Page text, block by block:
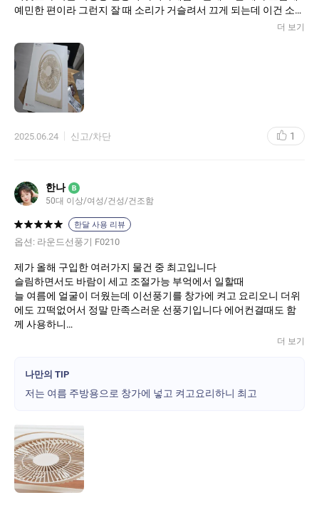
예민한 편이라 그런지 잘 때 소리가 거슬려서 끄게 되는데 이건 소리
더 보기
2025.06.24 신고/차단 1
한나 B
50대 이상/여성/건성/건조함
한달 사용 리뷰
옵션: 라운드선풍기 F0210
제가 올해 구입한 여러가지 물건 중 최고입니다
슬림하면서도 바람이 세고 조절가능 부억에서 일할때
늘 여름에 얼굴이 더웠는데 이선풍기를 창가에 켜고 요리오니 더위
에도 끄떡없어서 정말 만족스러운 선풍기입니다 에어컨결때도 함
께 사용하니
효과도 더하고 분해해서 청소도 할 수 있으니 정말만족스러운선풍
더 보기
나만의 TIP
저는 여름 주방용으로 창가에 넣고 켜고요리하니 최고